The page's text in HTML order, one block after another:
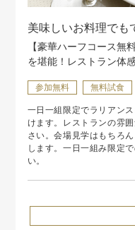
美味しいお料理でも
【豪華ハーフコース無
を堪能！レストラン体
参加無料 無料試食
一日一組限定でラリアン
けます。レストランの雰
さい。会場見学はもちろ
します。一日一組み限定
い。